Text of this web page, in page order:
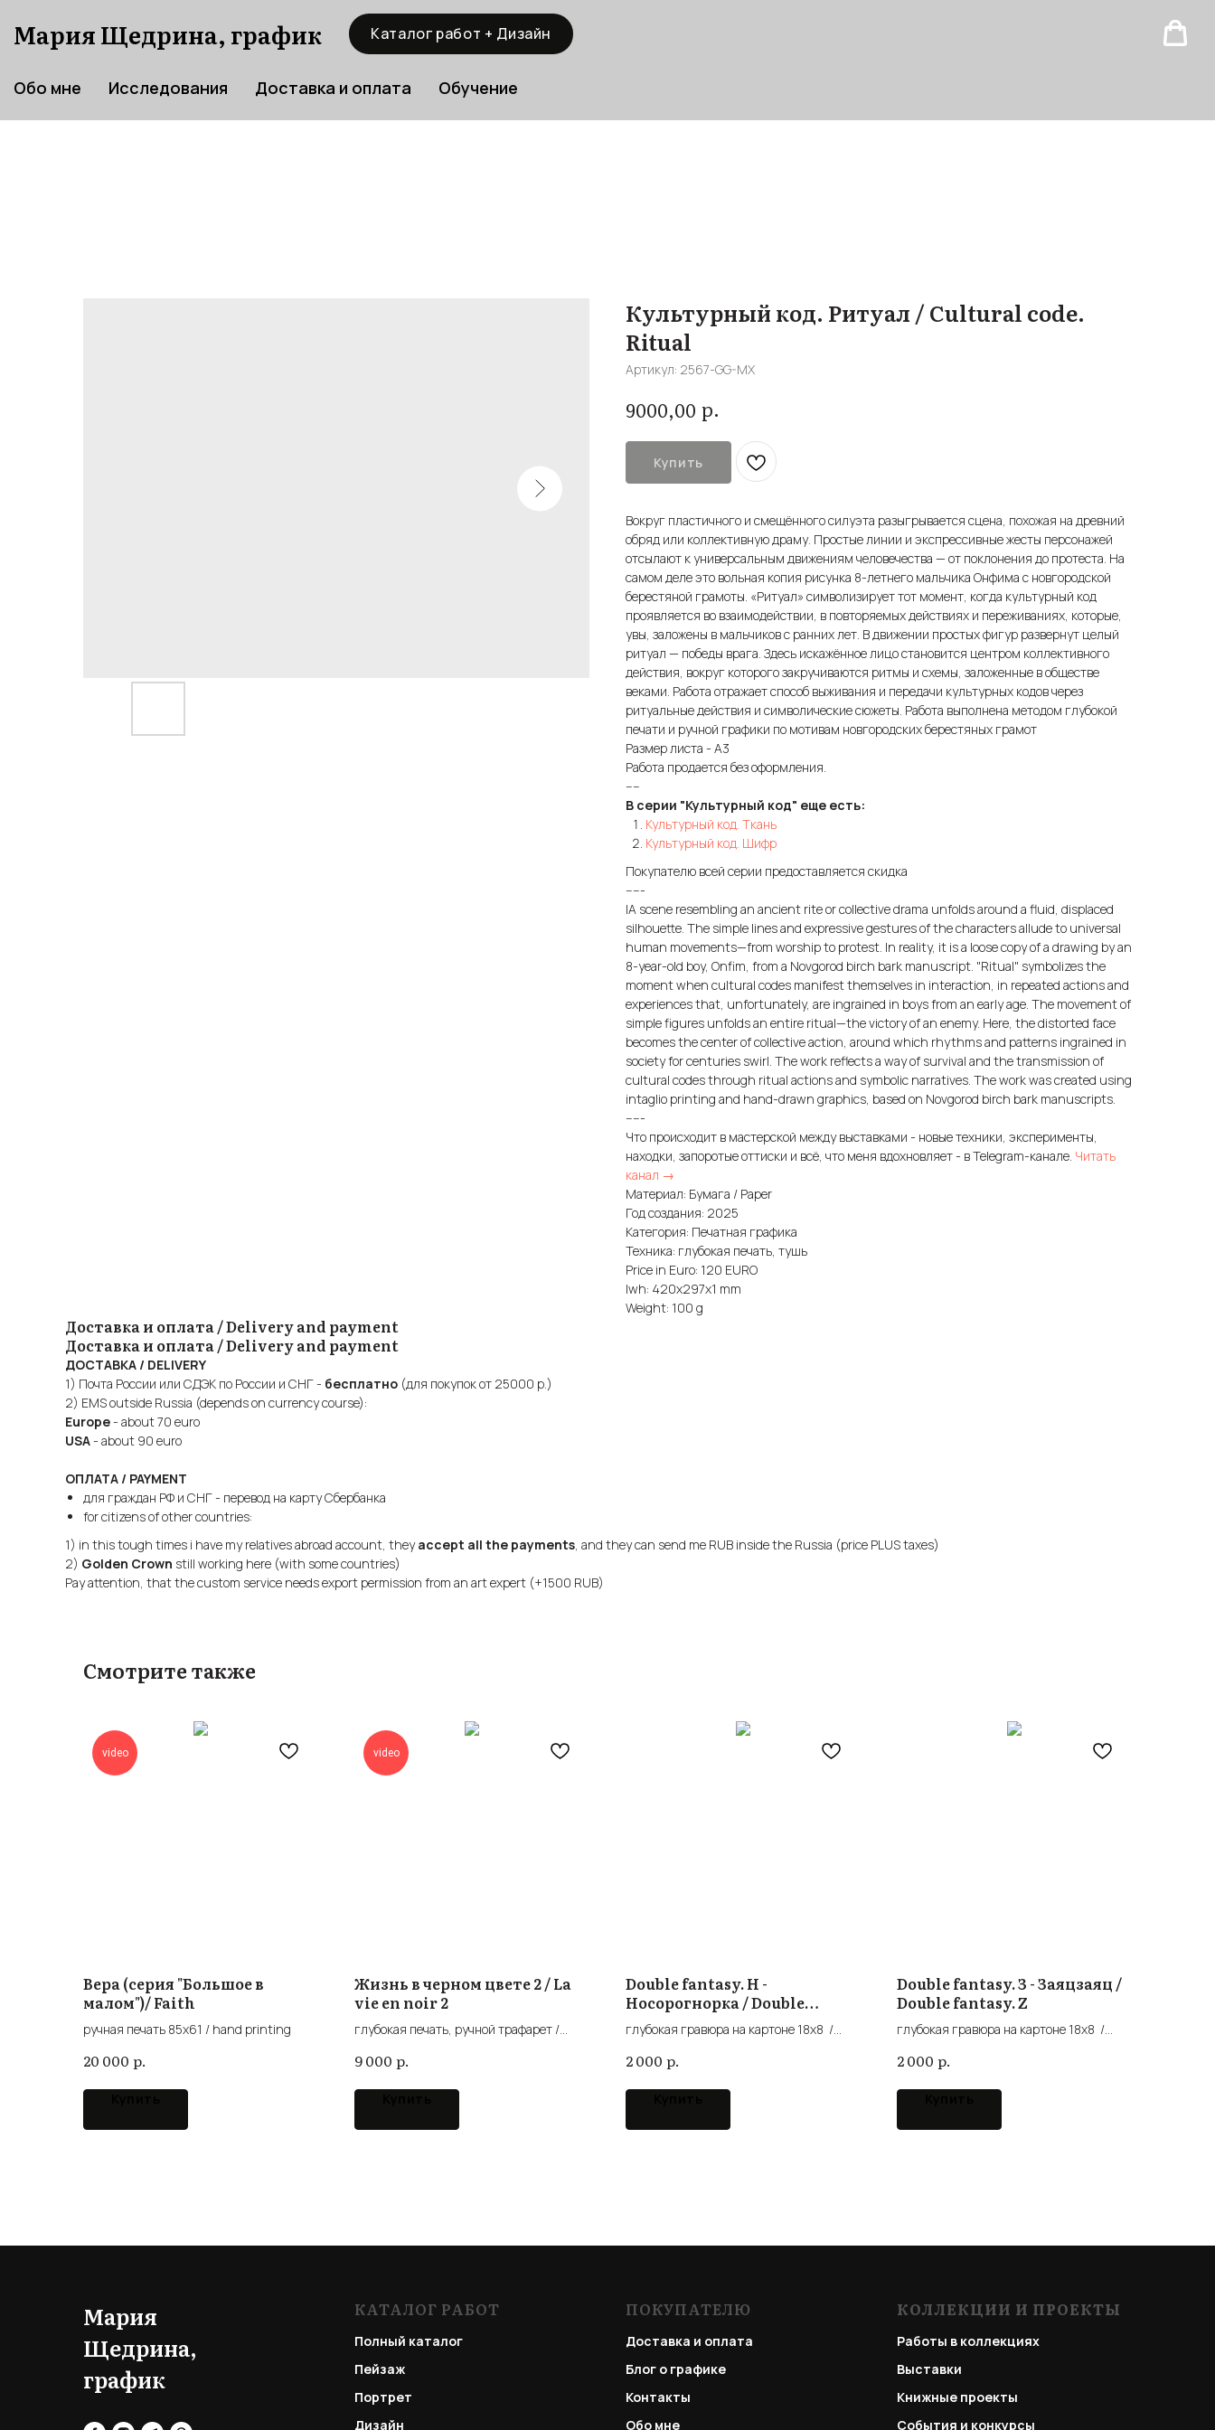
Мария Щедрина, график Каталог работ + Дизайн
Обо мне Исследования Доставка и оплата Обучение
Культурный код. Ритуал / Сultural code.
Ritual
Артикул: 2567-GG-MX
9000,00 р.
Купить
Вокруг пластичного и смещённого силуэта разыгрывается сцена, похожая на древний
обряд или коллективную драму. Простые линии и экспрессивные жесты персонажей
отсылают к универсальным движениям человечества — от поклонения до протеста. На
самом деле это вольная копия рисунка 8-летнего мальчика Онфима с новгородской
берестяной грамоты. «Ритуал» символизирует тот момент, когда культурный код
проявляется во взаимодействии, в повторяемых действиях и переживаниях, которые,
увы, заложены в мальчиков с ранних лет. В движении простых фигур развернут целый
ритуал — победы врага. Здесь искажённое лицо становится центром коллективного
действия, вокруг которого закручиваются ритмы и схемы, заложенные в обществе
веками. Работа отражает способ выживания и передачи культурных кодов через
ритуальные действия и символические сюжеты. Работа выполнена методом глубокой
печати и ручной графики по мотивам новгородских берестяных грамот
Размер листа - А3
Работа продается без оформления.
----
В серии "Культурный код" еще есть:
Культурный код. Ткань
Культурный код. Шифр
Покупателю всей серии предоставляется скидка
-----
IA scene resembling an ancient rite or collective drama unfolds around a fluid, displaced
silhouette. The simple lines and expressive gestures of the characters allude to universal
human movements—from worship to protest. In reality, it is a loose copy of a drawing by an
8-year-old boy, Onfim, from a Novgorod birch bark manuscript. "Ritual" symbolizes the
moment when cultural codes manifest themselves in interaction, in repeated actions and
experiences that, unfortunately, are ingrained in boys from an early age. The movement of
simple figures unfolds an entire ritual—the victory of an enemy. Here, the distorted face
becomes the center of collective action, around which rhythms and patterns ingrained in
society for centuries swirl. The work reflects a way of survival and the transmission of
cultural codes through ritual actions and symbolic narratives. The work was created using
intaglio printing and hand-drawn graphics, based on Novgorod birch bark manuscripts.
-----
Что происходит в мастерской между выставками - новые техники, эксперименты,
находки, запоротые оттиски и всё, что меня вдохновляет - в Telegram-канале. Читать
канал →
Материал: Бумага / Paper
Год создания: 2025
Категория: Печатная графика
Техника: глубокая печать, тушь
Price in Euro: 120 EURO
lwh: 420x297x1 mm
Weight: 100 g
Доставка и оплата / Delivery and payment
Доставка и оплата / Delivery and payment
ДОСТАВКА / DELIVERY
1) Почта России или СДЭК по России и СНГ - бесплатно (для покупок от 25000 р.)
2) EMS outside Russia (depends on currency course):
Europe- about 70 euro
USA- about 90 euro
ОПЛАТА / PAYMENT
для граждан РФ и СНГ - перевод на карту Сбербанка
for citizens of other countries:
1) in this tough times i have my relatives abroad account, theyaccept all the payments , and they can send me RUB inside the Russia (price PLUS taxes)
2) Golden Crown still working here (with some countries)
Pay attention, that the custom service needs export permission from an art expert (+1500 RUB)
Смотрите также
video
Вера (серия "Большое в
малом")/ Faith
ручная печать 85x61 / hand printing
20 000 р.
video
Жизнь в черном цвете 2 / La
vie en noir 2
глубокая печать, ручной трафарет /
9 000 р.
Double fantasy. Н -
Носорогнорка / Double
fantasy. N
глубокая гравюра на картоне 18x8 /
2 000 р.
Double fantasy. З - Заяцзаяц /
Double fantasy. Z
глубокая гравюра на картоне 18x8 /
2 000 р.
Мария
Щедрина,
график
КАТАЛОГ РАБОТ
Полный каталог
Пейзаж
Портрет
Дизайн
ПОКУПАТЕЛЮ
Доставка и оплата
Блог о графике
Контакты
Обо мне
КОЛЛЕКЦИИ И ПРОЕКТЫ
Работы в коллекциях
Выставки
Книжные проекты
События и конкурсы